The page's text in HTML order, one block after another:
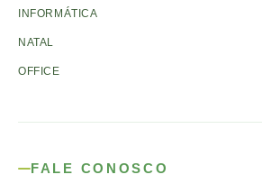
INFORMÁTICA
NATAL
OFFICE
FALE CONOSCO